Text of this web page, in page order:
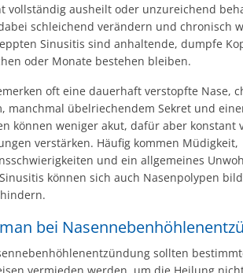
vollständig ausheilt oder unzureichend
schleichend verändern und chronisch
Sinusitis sind anhaltende, dumpfe
oder Monate bestehen bleiben.
oft eine dauerhaft verstopfte Nase,
manchmal übelriechendem Sekret und
können weniger akut, dafür aber konstant
verstärken. Häufig kommen Müdigkeit,
und ein allgemeines
können sich auch Nasenpolypen
bei
sollten
vermieden werden, um die Heilung